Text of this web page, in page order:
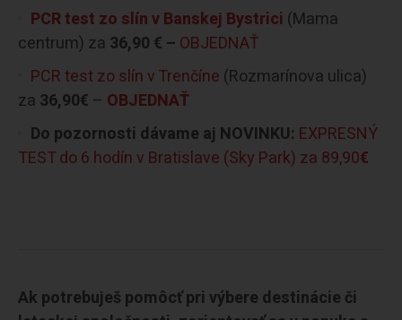
PCR test zo slín v Banskej Bystrici (Mama
centrum) za 36,90 € – OBJEDNAŤ
PCR test zo slín v Trenčíne (Rozmarínova ulica)
za 36,90€ – OBJEDNAŤ
Do pozornosti dávame aj NOVINKU: EXPRESNÝ
TEST do 6 hodín v Bratislave (Sky Park) za 89,90€
Ak potrebuješ pomôcť pri výbere destinácie či